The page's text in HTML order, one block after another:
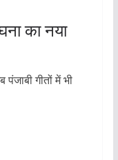
का नया
गीतों में भी